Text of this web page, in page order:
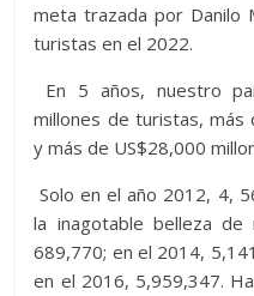
meta trazada por Danilo
turistas en el 2022.
En 5 años, nuestro
millones de turistas, más
y más de US$28,000
Solo en el año 2012, 4,
la inagotable belleza
689,770; en el 2014,
en el 2016, 5,959,347.